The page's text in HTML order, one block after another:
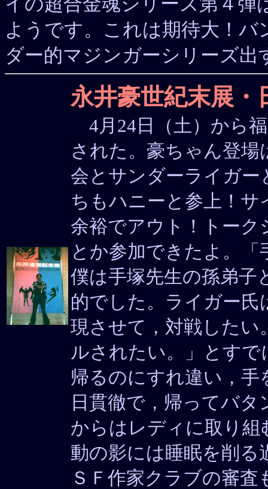
ようです。これは期待大！
ダー的マジンガーシリーズ
永井豪世紀末展・
4月24日（土）から
された。豪ちゃん登場
会とサンダーライガ
ちもハニーと参上！
余裕でアウト！トーク
とか参加できたよ。
僕は手塚先生の孫弟子
的でした。ライガー
現させて，対戦した
ルされたい。」とす
帰るのにすれ違い，
日貫徹で，帰ってバ
からはレディに取り
動の影には睡眠を削る
ＳＦ作家クラブの審査